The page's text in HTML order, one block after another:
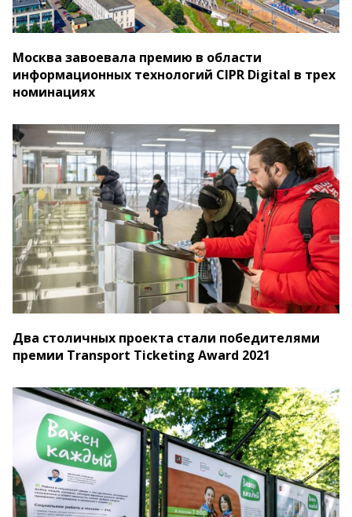
Москва завоевала премию в области
информационных технологий CIPR Digital в трех
номинациях
Два столичных проекта стали победителями
премии Transport Ticketing Award 2021